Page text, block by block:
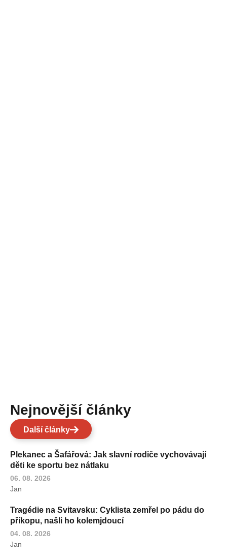
Nejnovější články
Další články
Plekanec a Šafářová: Jak slavní rodiče vychovávají
děti ke sportu bez nátlaku
06. 08. 2026
Jan
Tragédie na Svitavsku: Cyklista zemřel po pádu do
příkopu, našli ho kolemjdoucí
04. 08. 2026
Jan